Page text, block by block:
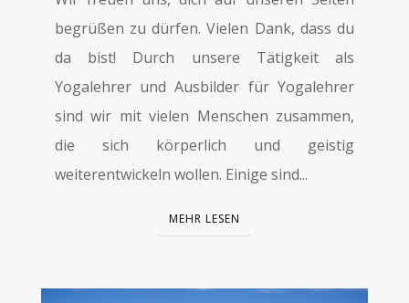
begrüßen zu dürfen. Vielen Dank, dass du
da bist! Durch unsere Tätigkeit als
Yogalehrer und Ausbilder für Yogalehrer
sind wir mit vielen Menschen zusammen,
die sich körperlich und geistig
weiterentwickeln wollen. Einige sind...
MEHR LESEN